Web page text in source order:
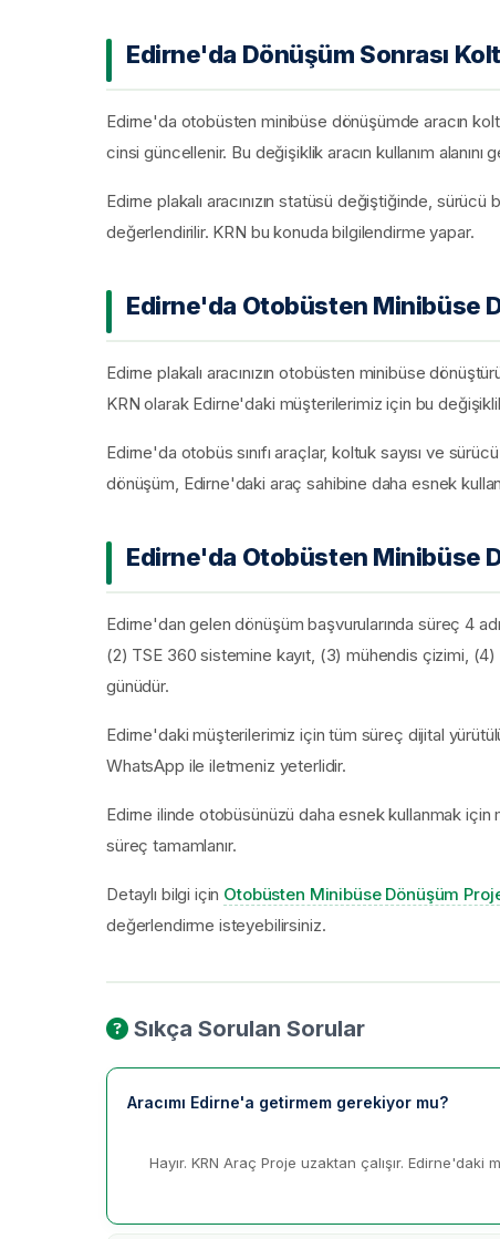
Edirne'da Dönüşüm Sonrası
Edirne'da otobüsten minibüse dönüşümde aracın
cinsi güncellenir. Bu değişiklik aracın kullanım alanını
Edirne plakalı aracınızın statüsü değiştiğinde,
değerlendirilir. KRN bu konuda bilgilendirme yapar.
Edirne'da Otobüsten Minibüse
Edirne plakalı aracınızın otobüsten minibüse
KRN olarak Edirne'daki müşterilerimiz için bu
Edirne'da otobüs sınıfı araçlar, koltuk sayısı ve
dönüşüm, Edirne'daki araç sahibine daha esnek
Edirne'da Otobüsten Minibüse
Edirne'dan gelen dönüşüm başvurularında süreç 4
(2) TSE 360 sistemine kayıt, (3) mühendis çizimi,
günüdür.
Edirne'daki müşterilerimiz için tüm süreç dijital
WhatsApp ile iletmeniz yeterlidir.
Edirne ilinde otobüsünüzü daha esnek kullanmak
süreç tamamlanır.
Detaylı bilgi için Otobüsten Minibüse Dönüşüm
değerlendirme isteyebilirsiniz.
Sıkça Sorulan Sorular
Aracımı Edirne'a getirmem gerekiyor mu?
Hayır. KRN Araç Proje uzaktan çalışır.